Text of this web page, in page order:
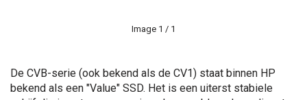
Image 1 / 1
De CVB-serie (ook bekend als de CV1) staat binnen HP
bekend als een "Value" SSD. Het is een uiterst stabiele